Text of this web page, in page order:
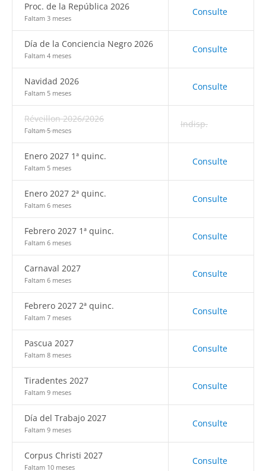
Proc. de la República 2026
Faltam 3 meses
Consulte
Día de la Conciencia Negro 2026
Faltam 4 meses
Consulte
Navidad 2026
Faltam 5 meses
Consulte
Réveillon 2026/2026
Faltam 5 meses
Indisp.
Enero 2027 1ª quinc.
Faltam 5 meses
Consulte
Enero 2027 2ª quinc.
Faltam 6 meses
Consulte
Febrero 2027 1ª quinc.
Faltam 6 meses
Consulte
Carnaval 2027
Faltam 6 meses
Consulte
Febrero 2027 2ª quinc.
Faltam 7 meses
Consulte
Pascua 2027
Faltam 8 meses
Consulte
Tiradentes 2027
Faltam 9 meses
Consulte
Día del Trabajo 2027
Faltam 9 meses
Consulte
Corpus Christi 2027
Faltam 10 meses
Consulte